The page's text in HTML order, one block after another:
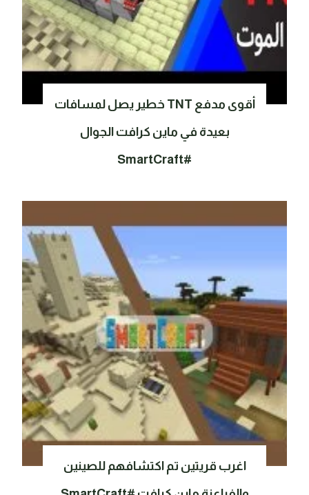
أقوى مدفع TNT خطير يصل لمسافات
بعيدة في ماين كرافت الجوال
#SmartCraft
اغرب قريتين تم اكتشافهم للصينين